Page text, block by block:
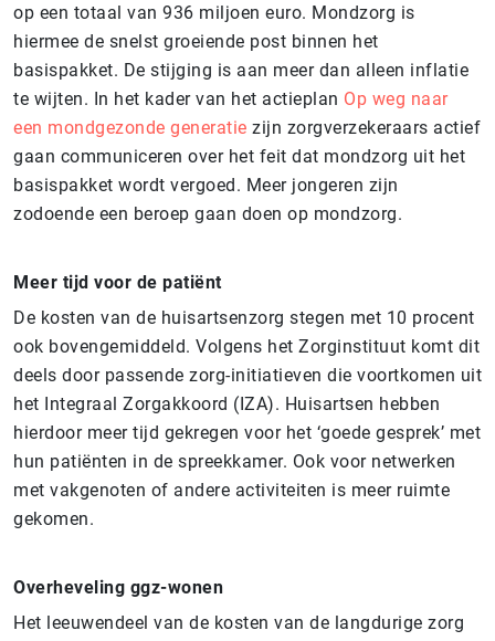
op een totaal van 936 miljoen euro. Mondzorg is
hiermee de snelst groeiende post binnen het
basispakket. De stijging is aan meer dan alleen inflatie
te wijten. In het kader van het actieplan Op weg naar
een mondgezonde generatie zijn zorgverzekeraars actief
gaan communiceren over het feit dat mondzorg uit het
basispakket wordt vergoed. Meer jongeren zijn
zodoende een beroep gaan doen op mondzorg.
Meer tijd voor de patiënt
De kosten van de huisartsenzorg stegen met 10 procent
ook bovengemiddeld. Volgens het Zorginstituut komt dit
deels door passende zorg-initiatieven die voortkomen uit
het Integraal Zorgakkoord (IZA). Huisartsen hebben
hierdoor meer tijd gekregen voor het ‘goede gesprek’ met
hun patiënten in de spreekkamer. Ook voor netwerken
met vakgenoten of andere activiteiten is meer ruimte
gekomen.
Overheveling ggz-wonen
Het leeuwendeel van de kosten van de langdurige zorg